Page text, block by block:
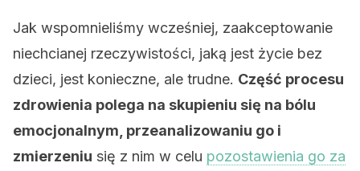
Jak wspomnieliśmy wcześniej, zaakceptowanie
niechcianej rzeczywistości, jaką jest życie bez
dzieci, jest konieczne, ale trudne. Część procesu
zdrowienia polega na skupieniu się na bólu
emocjonalnym, przeanalizowaniu go i
zmierzeniu się z nim w celu pozostawienia go za